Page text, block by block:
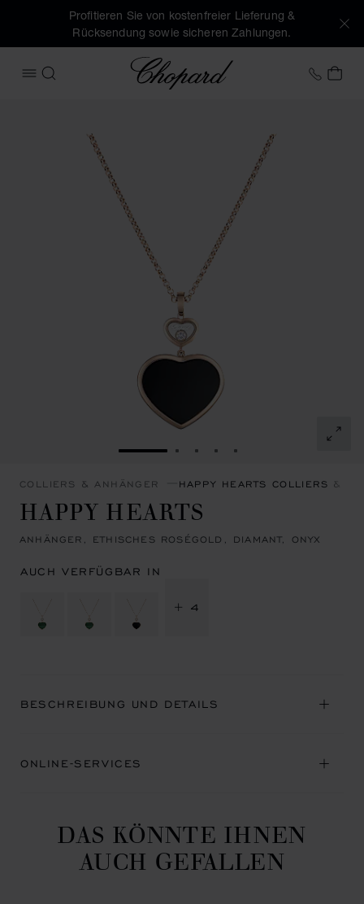
Profitieren Sie von kostenfreier Lieferung &
Rücksendung sowie sicheren Zahlungen.
MENÜ ÖFFNEN
SUCHEN
Chopard +41
ZUR FOLIE GEHEN 1
ZUR FOLIE GEHEN 2
ZUR FOLIE GEHEN 3
ZUR FOLIE GEHEN 4
ZUR FOLIE GEHEN
COLLIERS & ANHÄNGER HAPPY HEARTS COLLIERS &
HAPPY HEARTS
ANHÄNGER, ETHISCHES ROSÉGOLD, DIAMANT, ONYX
AUCH VERFÜGBAR IN
+ 4
BESCHREIBUNG UND DETAILS
ONLINE-SERVICES
DAS KÖNNTE IHNEN
AUCH GEFALLEN